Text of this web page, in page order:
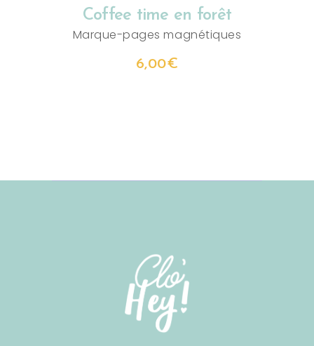
Coffee time en forêt
Marque-pages magnétiques
6,00€